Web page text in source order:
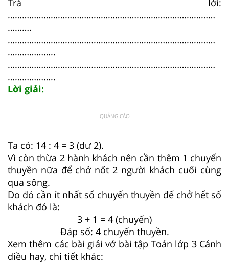
Trả lời:
……………………………………………………………………………
……….
……………………………………………………………………………
………………..
……………………………………………………………………………
………………..
Lời giải:
QUẢNG CÁO
Ta có: 14 : 4 = 3 (dư 2).
Vì còn thừa 2 hành khách nên cần thêm 1 chuyến
thuyền nữa để chở nốt 2 người khách cuối cùng
qua sông.
Do đó cần ít nhất số chuyến thuyền để chở hết số
khách đó là:
3 + 1 = 4 (chuyến)
Đáp số: 4 chuyến thuyền.
Xem thêm các bài giải vở bài tập Toán lớp 3 Cánh
diều hay, chi tiết khác: